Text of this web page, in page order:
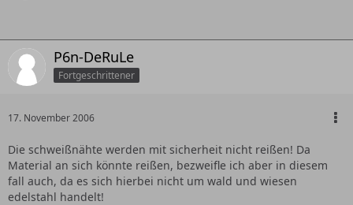
P6n-DeRuLe
Fortgeschrittener
17. November 2006
Die schweißnähte werden mit sicherheit nicht reißen! Da
Material an sich könnte reißen, bezweifle ich aber in diesem
fall auch, da es sich hierbei nicht um wald und wiesen
edelstahl handelt!